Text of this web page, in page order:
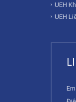
UEH
UEH